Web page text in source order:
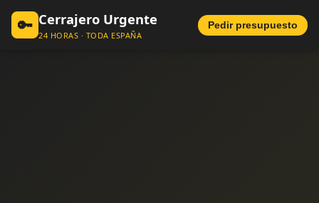
🔑 Cerrajero Urgente
24 HORAS · TODA ESPAÑA
Pedir presupuesto